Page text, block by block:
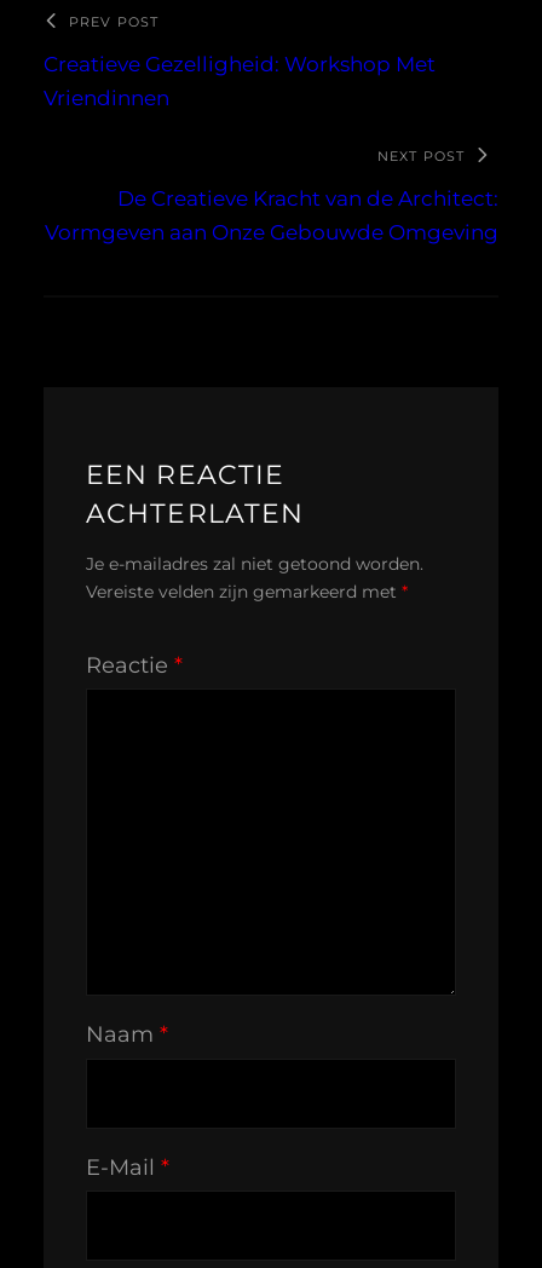
PREV POST
Creatieve Gezelligheid: Workshop Met
Vriendinnen
NEXT POST
De Creatieve Kracht van de Architect:
Vormgeven aan Onze Gebouwde Omgeving
EEN REACTIE
ACHTERLATEN
Je e-mailadres zal niet getoond worden.
Vereiste velden zijn gemarkeerd met *
Reactie *
Naam *
E-Mail *